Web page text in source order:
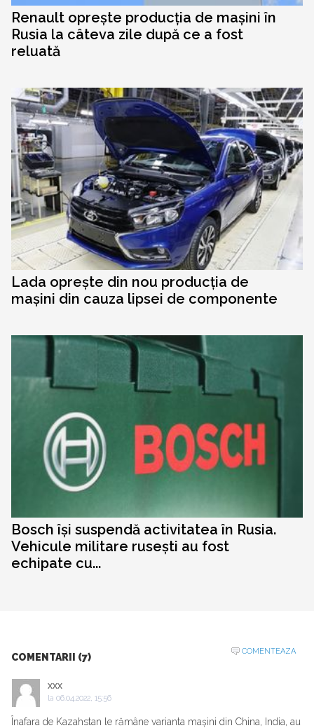
Renault oprește producția de mașini în
Rusia la câteva zile după ce a fost
reluată
Lada oprește din nou producția de
mașini din cauza lipsei de componente
Bosch își suspendă activitatea în Rusia.
Vehicule militare rusești au fost
echipate cu...
COMENTARII (7)
COMENTEAZA
xxx
la 06.04.2022, 15:56
Înafara de Kazahstan le rămâne varianta mașini din China, India, au